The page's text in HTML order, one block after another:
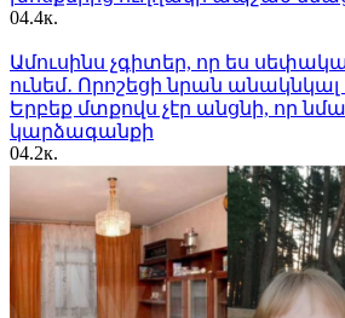
04.4к.
Ամուսինս չգիտեր, որ ես
ունեմ․ Որոշեցի նրան անակնկալ
Երբեք մտքովս չէր անցնի, որ
կարձագանքի
04.2к.